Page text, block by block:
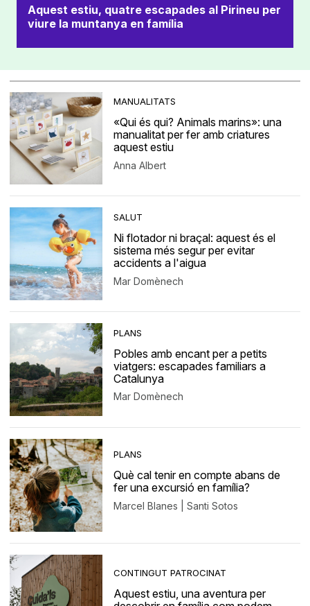
Aquest estiu, quatre escapades al Pirineu per
viure la muntanya en família
MANUALITATS
«Qui és qui? Animals marins»: una
manualitat per fer amb criatures
aquest estiu
Anna Albert
SALUT
Ni flotador ni braçal: aquest és el
sistema més segur per evitar
accidents a l'aigua
Mar Domènech
PLANS
Pobles amb encant per a petits
viatgers: escapades familiars a
Catalunya
Mar Domènech
PLANS
Què cal tenir en compte abans de
fer una excursió en família?
Marcel Blanes | Santi Sotos
CONTINGUT PATROCINAT
Aquest estiu, una aventura per